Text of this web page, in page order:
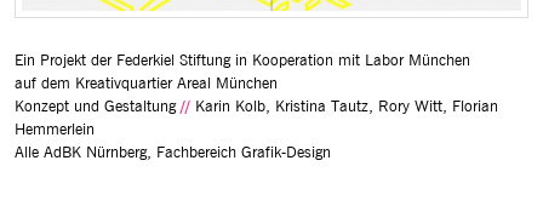
Ein Projekt der Federkiel Stiftung in Kooperation mit Labor München
auf dem Kreativquartier Areal München
Konzept und Gestaltung
Karin Kolb, Kristina Tautz, Rory Witt, Florian
Hemmerlein
Alle AdBK Nürnberg, Fachbereich Grafik-Design